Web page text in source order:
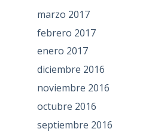
marzo 2017
febrero 2017
enero 2017
diciembre 2016
noviembre 2016
octubre 2016
septiembre 2016